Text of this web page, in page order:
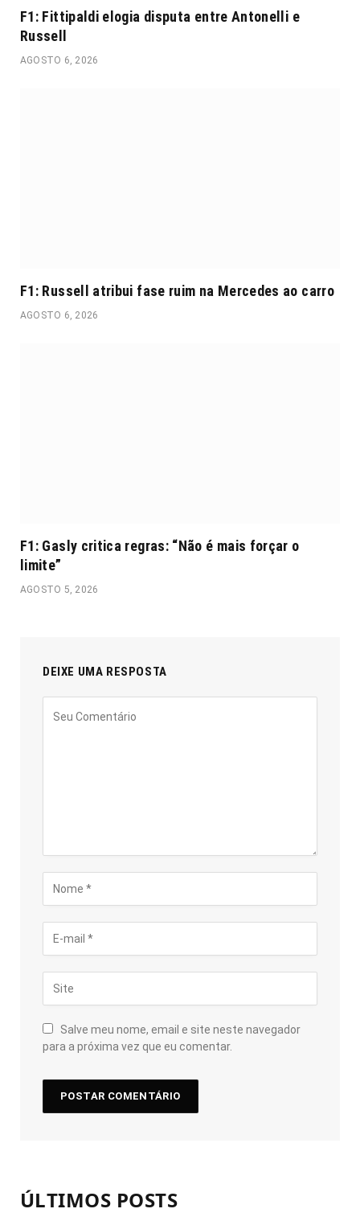
F1: Fittipaldi elogia disputa entre Antonelli e
Russell
AGOSTO 6, 2026
F1: Russell atribui fase ruim na Mercedes ao carro
AGOSTO 6, 2026
F1: Gasly critica regras: “Não é mais forçar o
limite”
AGOSTO 5, 2026
DEIXE UMA RESPOSTA
Salve meu nome, email e site neste navegador
para a próxima vez que eu comentar.
ÚLTIMOS POSTS